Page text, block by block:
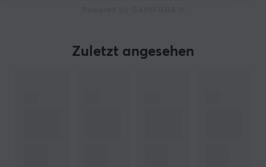
Zuletzt angesehen